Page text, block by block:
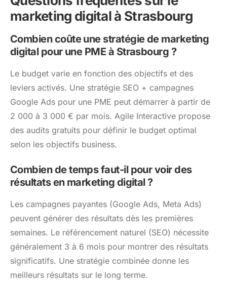
marketing digital à Strasbourg
Combien coûte une stratégie de marketing
digital pour une PME à Strasbourg ?
Le budget varie en fonction des objectifs et des
leviers activés. Une stratégie SEO + campagnes
Google Ads pour une PME peut démarrer à partir de
2 000 à 3 000 € par mois. Agile Interactive propose
des audits gratuits pour définir le budget optimal
selon les objectifs business.
Combien de temps faut-il pour voir des
résultats en marketing digital ?
Les campagnes payantes (Google Ads, Meta Ads)
peuvent générer des résultats dès les premières
semaines. Le référencement naturel (SEO) nécessite
généralement 3 à 6 mois pour montrer des résultats
significatifs. Une stratégie combinée donne les
meilleurs résultats sur le long terme.